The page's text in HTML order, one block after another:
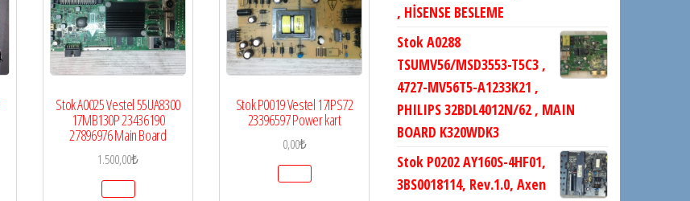
Stok A0025 Vestel 55UA8300
17MB130P 23436190
27896976 Main Board
1.500,00₺
Stok P0019 Vestel 17IPS72
23396597 Power kart
0,00₺
, HİSENSE BESLEME
Stok A0288
TSUMV56/MSD3553-T5C3 ,
4727-MV56T5-A1233K21 ,
PHILIPS 32BDL4012N/62 , MAIN
BOARD K320WDK3
Stok P0202 AY160S-4HF01,
3BS0018114, Rev.1.0, Axen